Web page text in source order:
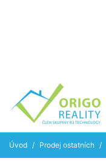
Úvod Prodej ostatních